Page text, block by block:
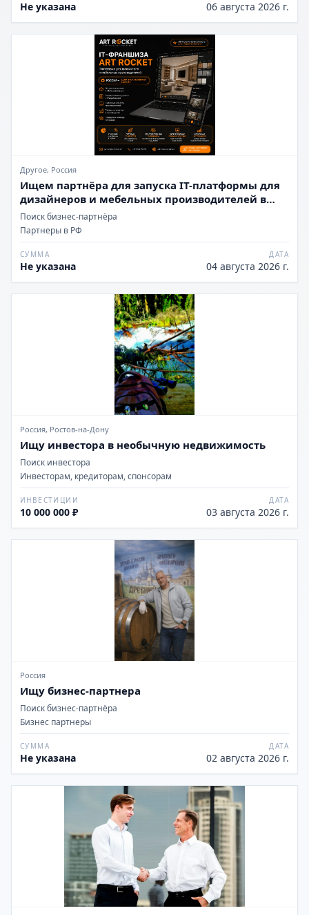
Не указана 06 августа 2026 г.
Другое, Россия
Ищем партнёра для запуска IT-платформы для
дизайнеров и мебельных производителей в
России
Поиск бизнес-партнёра
Партнеры в РФ
СУММА
Не указана
ДАТА
04 августа 2026 г.
Россия, Ростов-на-Дону
Ищу инвестора в необычную недвижимость
Поиск инвестора
Инвесторам, кредиторам, спонсорам
ИНВЕСТИЦИИ
10 000 000 ₽
ДАТА
03 августа 2026 г.
Россия
Ищу бизнес-партнера
Поиск бизнес-партнёра
Бизнес партнеры
СУММА
Не указана
ДАТА
02 августа 2026 г.